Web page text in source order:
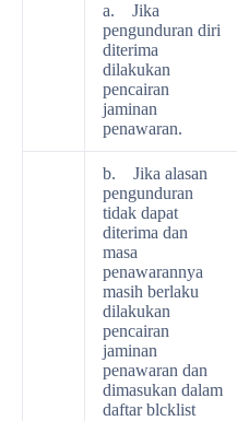
a. Jika
pengunduran diri
diterima
dilakukan
pencairan
jaminan
penawaran.
b. Jika alasan
pengunduran
tidak dapat
diterima dan
masa
penawarannya
masih berlaku
dilakukan
pencairan
jaminan
penawaran dan
dimasukan dalam
daftar blcklist